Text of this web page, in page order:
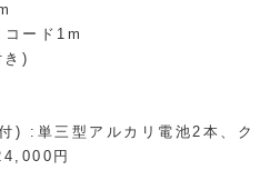
ード1m
き)
) :単三型アルカリ電池2本、ク
円